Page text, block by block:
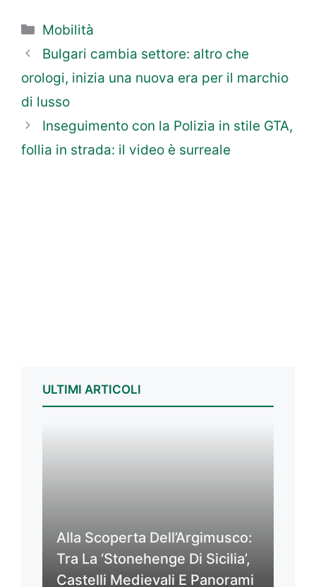
Categorie
Mobilità
Bulgari cambia settore: altro che
orologi, inizia una nuova era per il marchio
di lusso
Inseguimento con la Polizia in stile GTA,
follia in strada: il video è surreale
ULTIMI ARTICOLI
Alla Scoperta Dell’Argimusco:
Tra La ‘Stonehenge Di Sicilia’,
Castelli Medievali E Panorami